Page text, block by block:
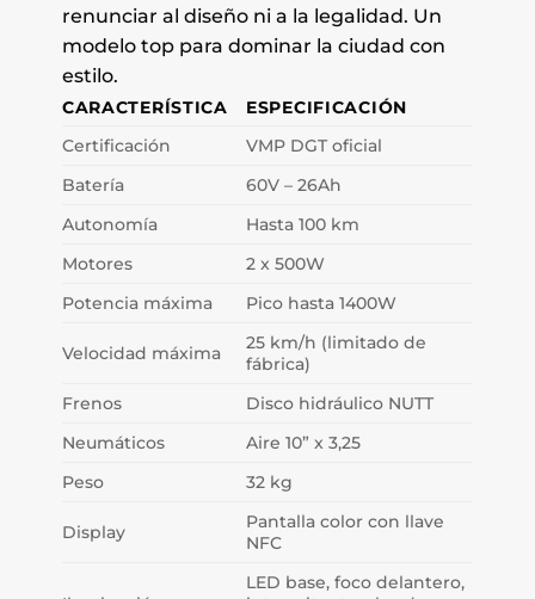
renunciar al diseño ni a la legalidad. Un
modelo top para dominar la ciudad con
estilo.
CARACTERÍSTICA
ESPECIFICACIÓN
Certificación
VMP DGT oficial
Batería
60V – 26Ah
Autonomía
Hasta 100 km
Motores
2 x 500W
Potencia máxima
Pico hasta 1400W
Velocidad máxima
25 km/h (limitado de
fábrica)
Frenos
Disco hidráulico NUTT
Neumáticos
Aire 10” x 3,25
Peso
32 kg
Display
Pantalla color con llave
NFC
LED base, foco delantero,